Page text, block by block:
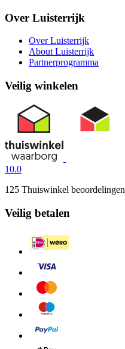
Over Luisterrijk
Over Luisterrijk
About Luisterrijk
Partnerprogramma
Veilig winkelen
10.0
125 Thuiswinkel beoordelingen
Veilig betalen